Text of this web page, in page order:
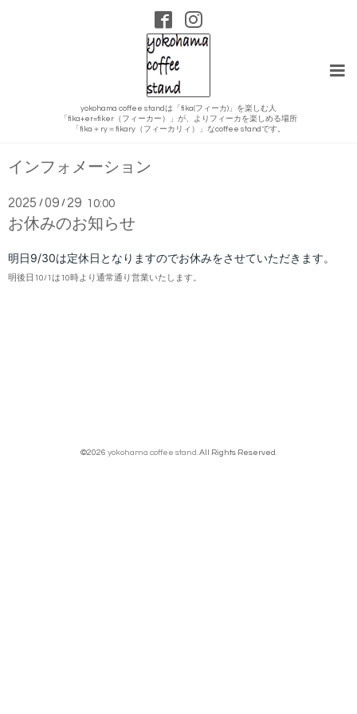
yokohama coffee standは「fika(フィーカ)」を楽しむ人
「fika+er=fiker（フィーカー）」が、よりフィーカを楽しめる場所
「fika＋ry＝fikary（フィーカリィ）」なcoffee standです。
インフォメーション
2025 /09 / 29 10:00
お休みのお知らせ
明日9/30は定休日となりますのでお休みをさせていただきます。
明後日10/1は10時より通常通り営業いたします。
©2026 yokohama coffee stand . All Rights Reserved.